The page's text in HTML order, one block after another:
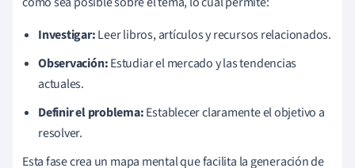
Investigar:Leer libros, artículos y recursos relacionados.
Observación:Estudiar el mercado y las tendencias
actuales.
Definir el problema:Establecer claramente el objetivo a
resolver.
Esta fase crea un mapa mental que facilita la generación de